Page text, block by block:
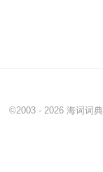
©2003 - 2026 海词词典